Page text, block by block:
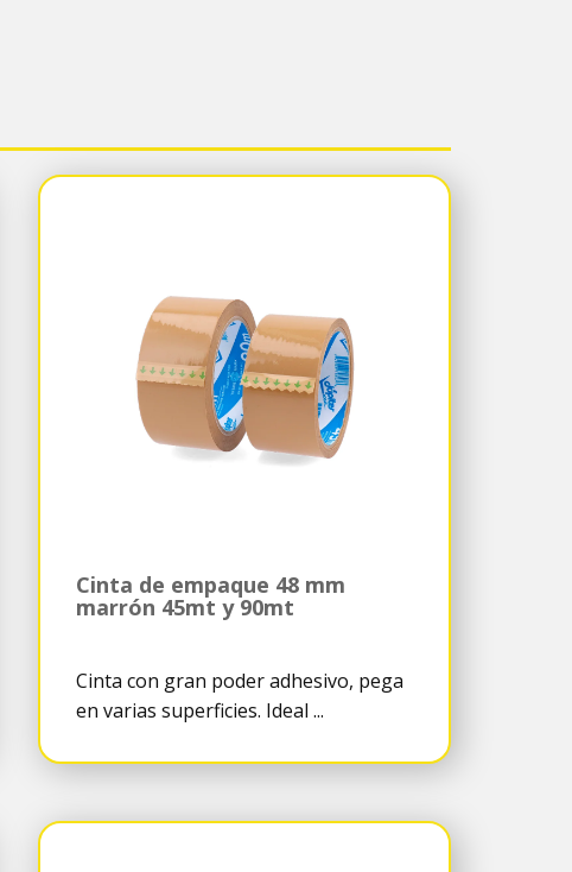
Cinta de empaque 48 mm
marrón 45mt y 90mt
Cinta con gran poder adhesivo, pega
en varias superficies. Ideal ...